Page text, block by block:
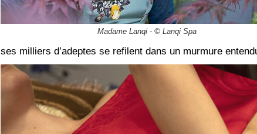
Madame Lanqi - © Lanqi Spa
ses milliers d’adeptes se refilent dans un murmure